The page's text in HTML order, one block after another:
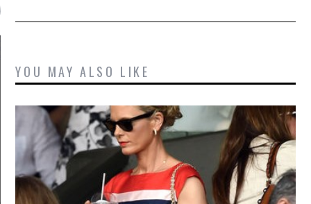
FTV RADIO
YOU MAY ALSO LIKE